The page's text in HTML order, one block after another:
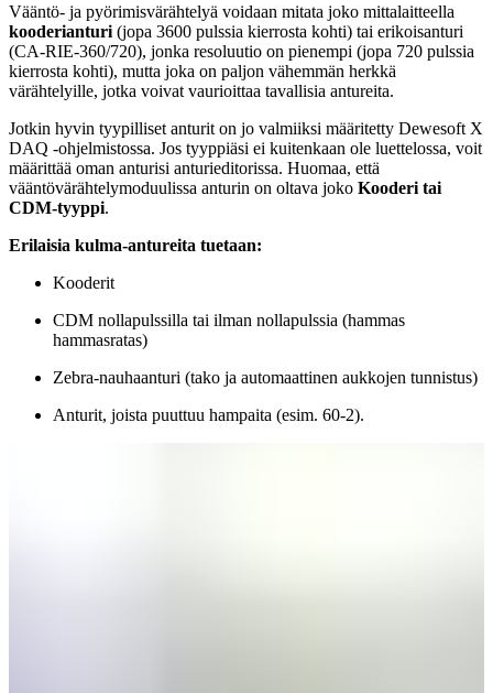
Vääntö- ja pyörimisvärähtelyä voidaan mitata joko mittalaitteella
kooderianturi (jopa 3600 pulssia kierrosta kohti) tai erikoisanturi
(CA-RIE-360/720), jonka resoluutio on pienempi (jopa 720 pulssia
kierrosta kohti), mutta joka on paljon vähemmän herkkä
värähtelyille, jotka voivat vaurioittaa tavallisia antureita.
Jotkin hyvin tyypilliset anturit on jo valmiiksi määritetty Dewesoft X
DAQ -ohjelmistossa. Jos tyyppiäsi ei kuitenkaan ole luettelossa, voit
määrittää oman anturisi anturieditorissa. Huomaa, että
vääntövärähtelymoduulissa anturin on oltava joko Kooderi tai
CDM-tyyppi.
Erilaisia kulma-antureita tuetaan:
Kooderit
CDM nollapulssilla tai ilman nollapulssia (hammas
hammasratas)
Zebra-nauhaanturi (tako ja automaattinen aukkojen tunnistus)
Anturit, joista puuttuu hampaita (esim. 60-2).